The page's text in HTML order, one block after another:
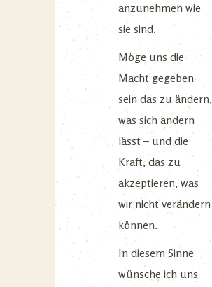
anzunehmen wie
sie sind.
Möge uns die
Macht gegeben
sein das zu ändern,
was sich ändern
lässt – und die
Kraft, das zu
akzeptieren, was
wir nicht verändern
können.
In diesem Sinne
wünsche ich uns